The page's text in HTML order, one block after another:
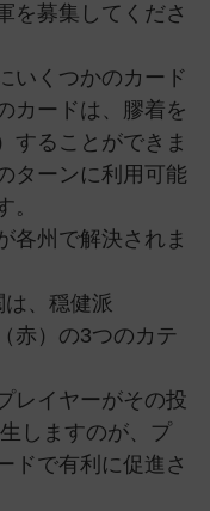
を募集してくださ
いくつかのカード
カードは、膠着を
することができま
ターンに利用可能
。
各州で解決されま
、穏健派
赤）の3つのカテ
レイヤーがその投
しますのが、プ
ドで有利に促進さ